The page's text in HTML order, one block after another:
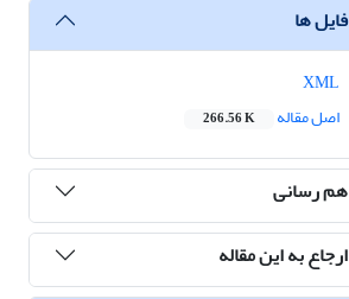
فایل ها
اصل مقاله
266.56 K
هم رسانی
ارجاع به این مقاله